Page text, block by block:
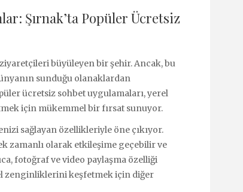
Şırnak’ta Popüler Ücretsiz
büyüleyen bir şehir. Ancak, bu
sunduğu olanaklardan
ücretsiz sohbet uygulamaları, yerel
için mükemmel bir fırsat sunuyor.
sağlayan özellikleriyle öne çıkıyor.
zamanlı olarak etkileşime geçebilir ve
fotoğraf ve video paylaşma özelliği
zenginliklerini keşfetmek için diğer